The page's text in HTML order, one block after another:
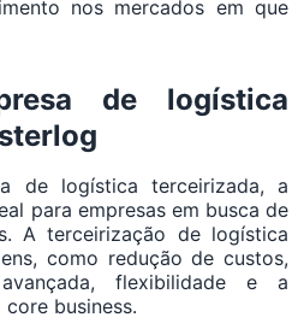
nos mercados em que
de logística
de logística terceirizada, a
para empresas em busca de
A terceirização de logística
como redução de custos,
flexibilidade e a
business.